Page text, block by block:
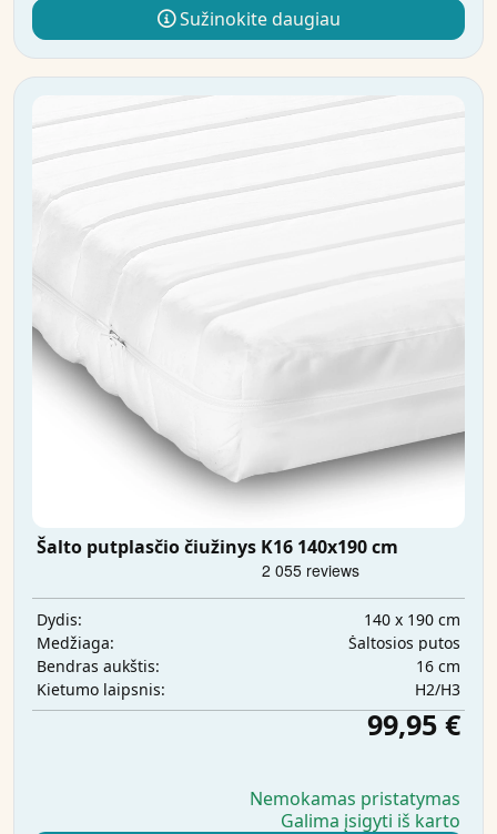
Sužinokite daugiau
Šalto putplasčio čiužinys K16 140x190 cm
Dydis:
140 x 190 cm
Medžiaga:
Šaltosios putos
Bendras aukštis:
16 cm
Kietumo laipsnis:
H2/H3
99,95 €
Nemokamas pristatymas
Galima įsigyti iš karto